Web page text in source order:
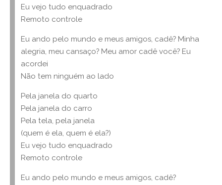
Eu vejo tudo enquadrado
Remoto controle
Eu ando pelo mundo e meus amigos, cadê? Minha
alegria, meu cansaço? Meu amor cadê você? Eu
acordei
Não tem ninguém ao lado
Pela janela do quarto
Pela janela do carro
Pela tela, pela janela
(quem é ela, quem é ela?)
Eu vejo tudo enquadrado
Remoto controle
Eu ando pelo mundo e meus amigos, cadê?